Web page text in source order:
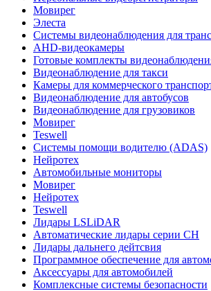
Мовирег
Элеста
Системы видеонаблюдения для
AHD-видеокамеры
Готовые комплекты
Видеонаблюдение для такси
Камеры для коммерческого
Видеонаблюдение для автобусов
Видеонаблюдение для грузовиков
Мовирег
Teswell
Системы помощи водителю (ADAS)
Нейротех
Автомобильные мониторы
Мовирег
Нейротех
Teswell
Лидары LSLiDAR
Автоматические лидары серии CH
Лидары дальнего дейтсвия
Программное обеспечение для
Аксессуары для автомобилей
Комплексные системы безопасности